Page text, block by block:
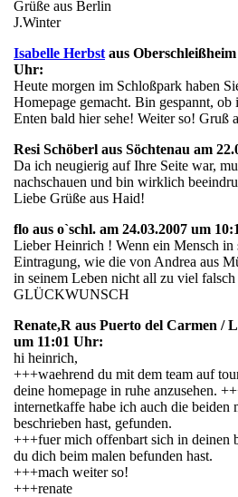
Grüße aus Berlin
J.Winter
Isabelle Herbst aus
Uhr:
Heute morgen im Schloßpark haben
Homepage gemacht. Bin gespannt,
Enten bald hier sehe! Weiter so! Gruß
Resi Schöberl aus Söchtenau am
Da ich neugierig auf Ihre Seite war,
nachschauen und bin wirklich
Liebe Grüße aus Haid!
flo aus o`schl. am 24.03.2007 um
Lieber Heinrich ! Wenn ein Mensch in
Eintragung, wie die von Andrea aus
in seinem Leben nicht all zu viel falsch
GLÜCKWUNSCH
Renate,R aus Puerto del Carmen /
um 11:01 Uhr:
hi heinrich,
+++waehrend du mit dem team auf
deine homepage in ruhe anzusehen.
internetkaffe habe ich auch die beiden
beschrieben hast, gefunden.
+++fuer mich offenbart sich in deinen
du dich beim malen befunden hast.
+++mach weiter so!
+++renate